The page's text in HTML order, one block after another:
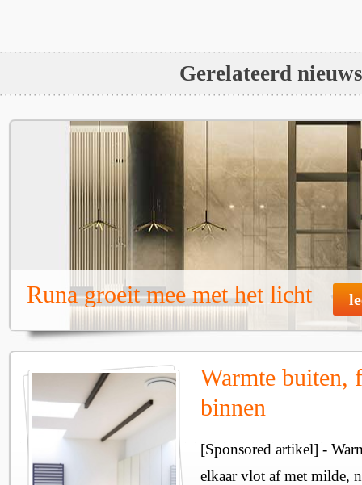
Gerelateerd nieuws
Runa groeit mee met het licht
Warmte buiten,
binnen
[Sponsored artikel] -
elkaar vlot af met milde,